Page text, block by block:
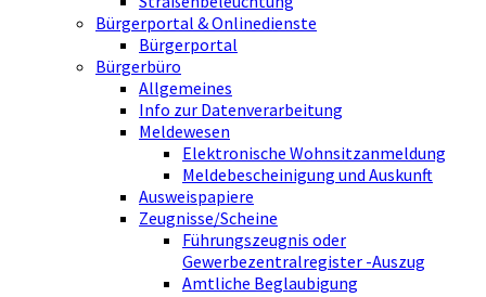
Bürgerportal & Onlinedienste
Bürgerportal
Bürgerbüro
Allgemeines
Info zur Datenverarbeitung
Meldewesen
Elektronische Wohnsitzanmeldung
Meldebescheinigung und Auskunft
Ausweispapiere
Zeugnisse/Scheine
Führungszeugnis oder
Gewerbezentralregister -Auszug
Amtliche Beglaubigung